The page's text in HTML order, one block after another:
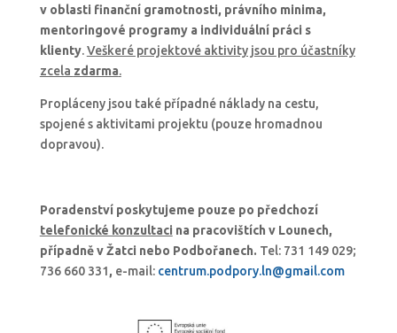
v oblasti finanční gramotnosti, právního minima,
mentoringové programy a individuální práci s
klienty.Veškeré projektové aktivity jsou pro účastníky
zcela zdarma.
Propláceny jsou také případné náklady na cestu,
spojené s aktivitami projektu (pouze hromadnou
dopravou).
Poradenství poskytujeme pouze po předchozí
telefonické konzultaci na pracovištích v Lounech,
případně v Žatci nebo Podbořanech. Tel: 731 149 029;
736 660 331, e-mail: centrum.podpory.ln@gmail.com